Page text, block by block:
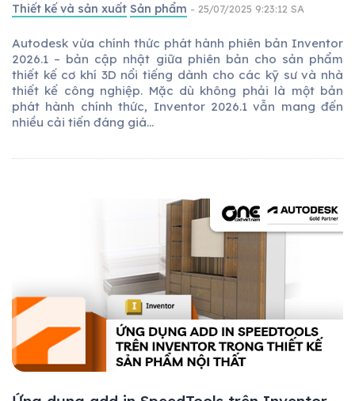
Thiết kế và sản xuất Sản phẩm - 25/07/2025 9:23:12 SA
Autodesk vừa chính thức phát hành phiên bản Inventor
2026.1 – bản cập nhật giữa phiên bản cho sản phẩm
thiết kế cơ khí 3D nổi tiếng dành cho các kỹ sư và nhà
thiết kế công nghiệp. Mặc dù không phải là một bản
phát hành chính thức, Inventor 2026.1 vẫn mang đến
nhiều cải tiến đáng giá...